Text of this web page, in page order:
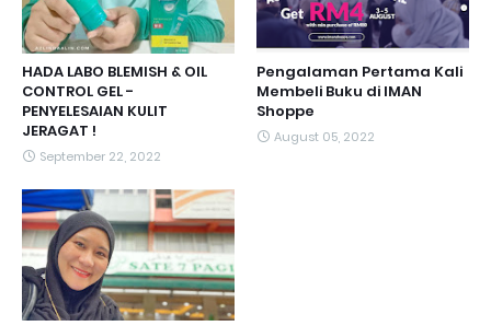
HADA LABO BLEMISH & OIL
CONTROL GEL -
PENYELESAIAN KULIT
JERAGAT !
September 22, 2022
Pengalaman Pertama Kali
Membeli Buku di IMAN
Shoppe
August 05, 2022